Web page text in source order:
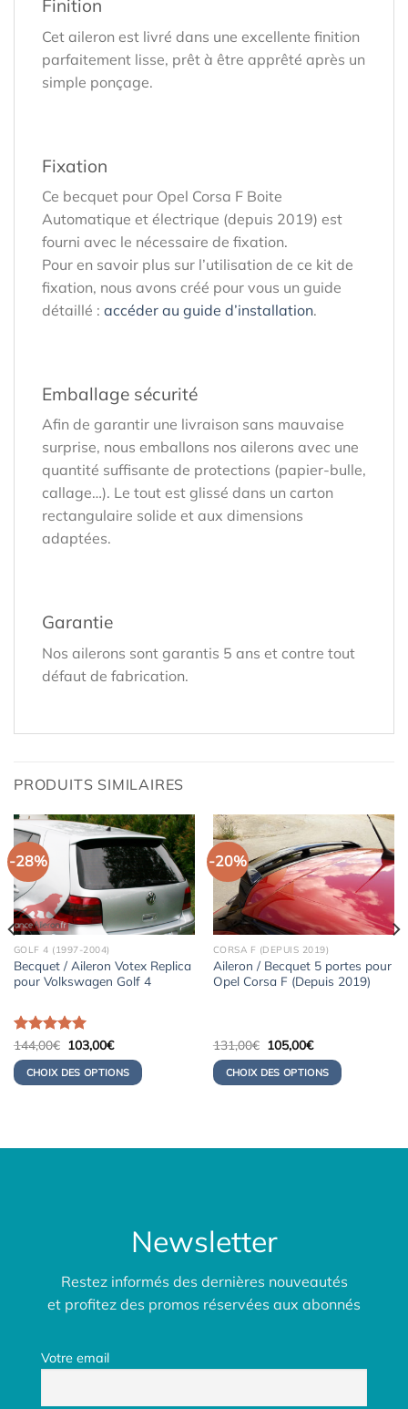
Finition
Cet aileron est livré dans une excellente finition
parfaitement lisse, prêt à être apprêté après un
simple ponçage.
Fixation
Ce becquet pour Opel Corsa F Boite
Automatique et électrique (depuis 2019) est
fourni avec le nécessaire de fixation.
Pour en savoir plus sur l’utilisation de ce kit de
fixation, nous avons créé pour vous un guide
détaillé : accéder au guide d’installation.
Emballage sécurité
Afin de garantir une livraison sans mauvaise
surprise, nous emballons nos ailerons avec une
quantité suffisante de protections (papier-bulle,
callage…). Le tout est glissé dans un carton
rectangulaire solide et aux dimensions
adaptées.
Garantie
Nos ailerons sont garantis 5 ans et contre tout
défaut de fabrication.
PRODUITS SIMILAIRES
-28%
GOLF 4 (1997-2004)
Becquet / Aileron Votex Replica
pour Volkswagen Golf 4
Note5.00
sur 5
144,00€ Le
prix
initial
était :
103,00€Le
actuel
est :
CHOIX DES OPTIONS
-20%
CORSA F (DEPUIS 2019)
Aileron / Becquet 5 portes pour
Opel Corsa F (Depuis 2019)
131,00€ Le
prix
initial
était :
105,00€Le
actuel
est :
CHOIX DES OPTIONS
Newsletter
Restez informés des dernières nouveautés
et profitez des promos réservées aux abonnés
Votre email